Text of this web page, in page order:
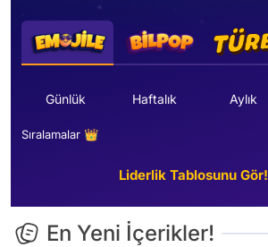
Günlük Haftalık Aylık
Sıralamalar 👑
Liderlik Tablosunu Gör!
En Yeni İçerikler!